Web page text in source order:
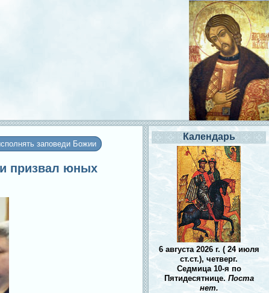
заповеди Божии
призвал юных
Календарь
6 августа 2026 г. ( 24 июля
ст.ст.), четверг.
Седмица 10-я по
Пятидесятнице. Поста
нет.